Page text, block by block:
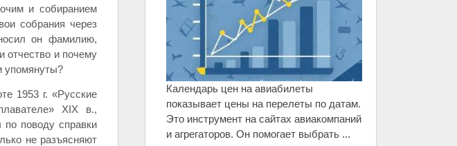
и собиранием
собрания через
он фамилию,
отчество и почему
упомянуты?
1953 г. «Русские
XIX в.,
поводу справки
не разъясняют
Календарь цен на авиабилеты
показывает цены на перелеты по датам.
Это инструмент на сайтах авиакомпаний
и агрегаторов. Он помогает выбрать ...